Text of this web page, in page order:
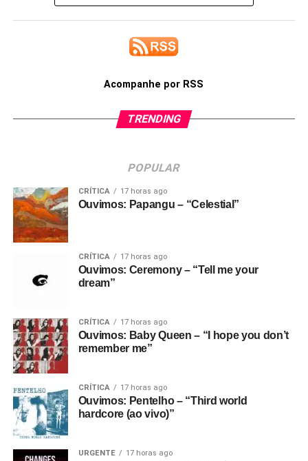
Acompanhe por RSS
TRENDING
POPULAR
CRÍTICA 17 horas ago
Ouvimos: Papangu – “Celestial”
CRÍTICA 17 horas ago
Ouvimos: Ceremony – “Tell me your
dream”
CRÍTICA 17 horas ago
Ouvimos: Baby Queen – “I hope you don’t
remember me”
CRÍTICA 17 horas ago
Ouvimos: Pentelho – “Third world
hardcore (ao vivo)”
URGENTE 17 horas ago